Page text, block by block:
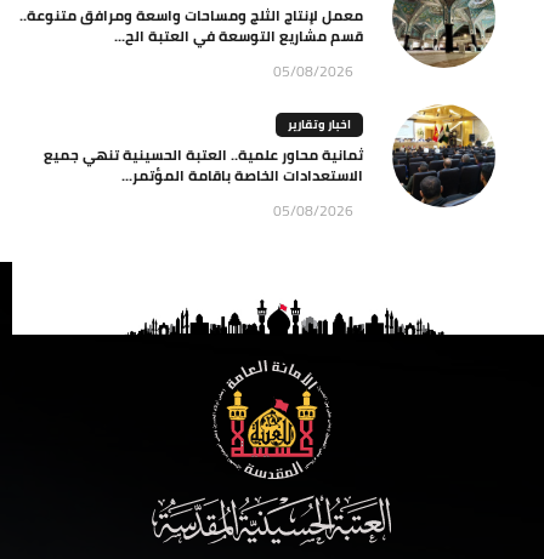
معمل لإنتاج الثلج ومساحات واسعة ومرافق متنوعة..
قسم مشاريع التوسعة في العتبة الح...
05/08/2026
اخبار وتقارير
ثمانية محاور علمية.. العتبة الحسينية تنهي جميع
الاستعدادات الخاصة باقامة المؤتمر...
05/08/2026